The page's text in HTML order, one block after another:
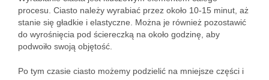
procesu. Ciasto należy wyrabiać przez około 10-15 minut, aż
stanie się gładkie i elastyczne. Można je również pozostawić
do wyrośnięcia pod ściereczką na około godzinę, aby
podwoiło swoją objętość.
Po tym czasie ciasto możemy podzielić na mniejsze części i